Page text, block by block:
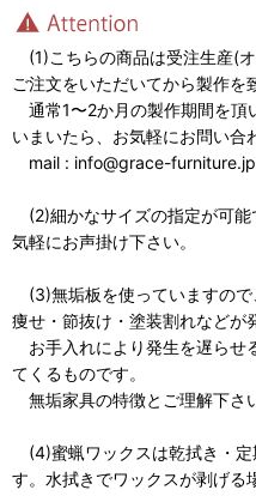
(1)こちらの商品は受注生産(
ご注文をいただいてから製作を
通常1〜2か月の製作期間を頂
いまいたら、お気軽にお問い合
mail : info@grace-furniture.jp
(2)細かなサイズの指定が可能
気軽にお声掛け下さい。
(3)無垢板を使っていますので
痩せ・節抜け・塗装割れなどが
お手入れにより発生を遅らせ
てくるものです。
無垢家具の特徴とご理解下さ
(4)蜜蝋ワックスは乾拭き・
す。水拭きでワックスが剥げる